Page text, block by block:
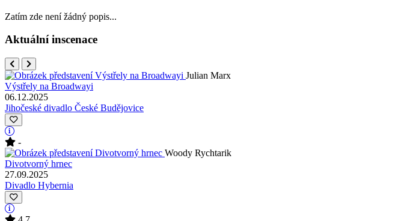
Zatím zde není žádný popis...
Aktuální inscenace
Julian Marx
Výstřely na Broadwayi
06.12.2025
Jihočeské divadlo České Budějovice
-
Woody Rychtarik
Divotvorný hrnec
27.09.2025
Divadlo Hybernia